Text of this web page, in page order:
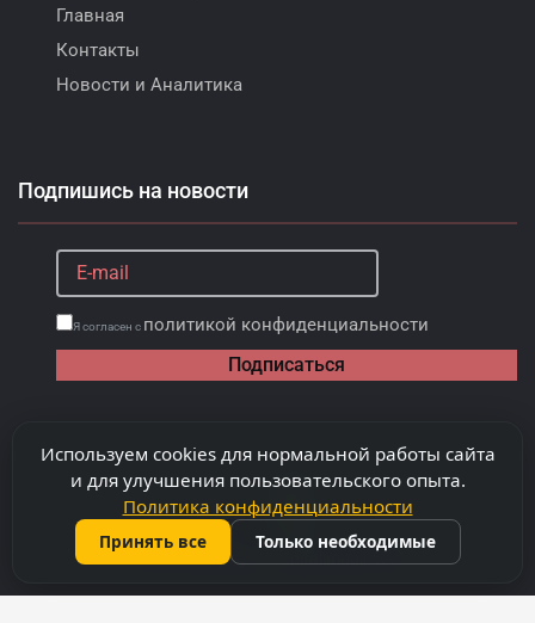
Используем cookies для нормальной работы сайта
и для улучшения пользовательского опыта.
Политика конфиденциальности
Принять все Только необходимые
Главная
Контакты
Новости и Аналитика
Подпишись на новости
Я согласен с политикой конфиденциальности
Подписаться
Copyright "Capitalimobil" SRL